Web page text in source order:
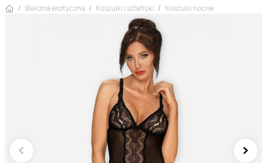
Strona główna
Bielizna erotyczna Koszulki i szlafroki Koszulki nocne